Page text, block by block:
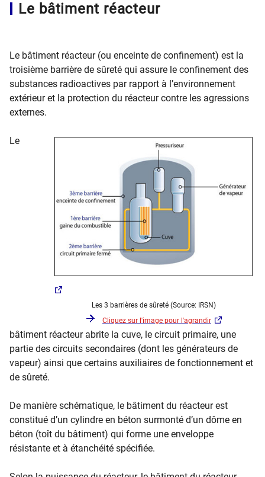
Le bâtiment réacteur
Le bâtiment réacteur (ou enceinte de confinement) est la
troisième barrière de sûreté qui assure le confinement des
substances radioactives par rapport à l’environnement
extérieur et la protection du réacteur contre les agressions
externes.
Les 3 barrières de sûreté (Source: IRSN)
Cliquez sur l'image pour l'agrandir
Le
bâtiment réacteur abrite la cuve, le circuit primaire, une
partie des circuits secondaires (dont les générateurs de
vapeur) ainsi que certains auxiliaires de fonctionnement et
de sûreté.
De manière schématique, le bâtiment du réacteur est
constitué d’un cylindre en béton surmonté d’un dôme en
béton (toît du bâtiment) qui forme une enveloppe
résistante et à étanchéité spécifiée.